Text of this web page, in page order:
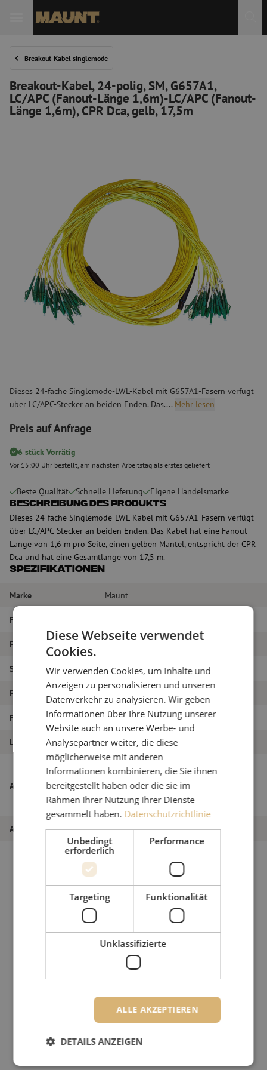
Breakout-Kabel singlemode
Breakout-Kabel, 24-polig, SM, G657A1,
LC/APC (Fanout-Länge 1,6m)-LC/APC (Fanout-
Länge 1,6m), CPR Dca, gelb, 17,5m
Dieses 24-fache Singlemode-LWL-Kabel mit G657A1-Fasern verfügt
über LC/APC-Stecker an beiden Enden. Das.... Mehr lesen
Preis auf Anfrage
6 stück Vorrätig
Vor 15:00 Uhr bestellt, am nächsten Arbeitstag als erstes geliefert
Beste Qualität Schnelle Lieferung Eigene Handelsmarke
Beschreibung des Produkts
Dieses 24-fache Singlemode-LWL-Kabel mit G657A1-Fasern verfügt
über LC/APC-Stecker an beiden Enden. Das Kabel hat eine Fanout-
Länge von 1,6 m pro Seite, einen gelben Mantel, entspricht der CPR
Dca und hat eine Gesamtlänge von 17,5 m.
Spezifikationen
Marke Maunt
Fasertyp
Farbe Gelb
Steckertyp LC/APC – LC/APC
Faser-Typ G.657A1
Faseranzahl 24
Länge 17.5m
Artikelname
Breakout-Kabel, 24-polig, SM, G657A1,
LC/APC (Fanout-Länge 1,6m)-LC/APC
(Fanout-Länge 1,6m), CPR Dca, gelb,
17,5m
Artikel Nummer M00003031
Diese Webseite verwendet
Cookies.
Wir verwenden Cookies, um Inhalte und
Anzeigen zu personalisieren und unseren
Datenverkehr zu analysieren. Wir geben
Informationen über Ihre Nutzung unserer
Website auch an unsere Werbe- und
Analysepartner weiter, die diese
möglicherweise mit anderen
Informationen kombinieren, die Sie ihnen
bereitgestellt haben oder die sie im
Rahmen Ihrer Nutzung ihrer Dienste
gesammelt haben. Datenschutzrichtlinie
Unbedingt
erforderlich
Performance
Targeting Funktionalität
Unklassifizierte
ALLE AKZEPTIEREN
DETAILS ANZEIGEN